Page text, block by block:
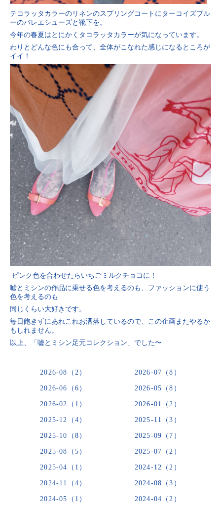
テコラッタカラーのリネンのスプリングコートにターコイズブル
ーのバレエシューズと靴下を。
今年の春夏はとにかくタコラッタカラーが気になっています。
わりとどんな色にも合って、全体がこなれた感じになるところが
イイ！
ピンク色を合わせたらいちごミルクチョコに！
嘘とミシンの作品に乗せる色を考えるのも、ファッションに使う
色を考えるのも
同じくらい大好きです。
毎日飽きずにあれこれお洒落しているので、この企画またやるか
もしれません。
以上、「嘘とミシン足元コレクション」でした〜
2026-08（2） 2026-07（8）
2026-06（6） 2026-05（8）
2026-02（1） 2026-01（2）
2025-12（4） 2025-11（3）
2025-10（8） 2025-09（7）
2025-08（5） 2025-07（2）
2025-04（1） 2024-12（2）
2024-11（4） 2024-08（3）
2024-05（1） 2024-04（2）